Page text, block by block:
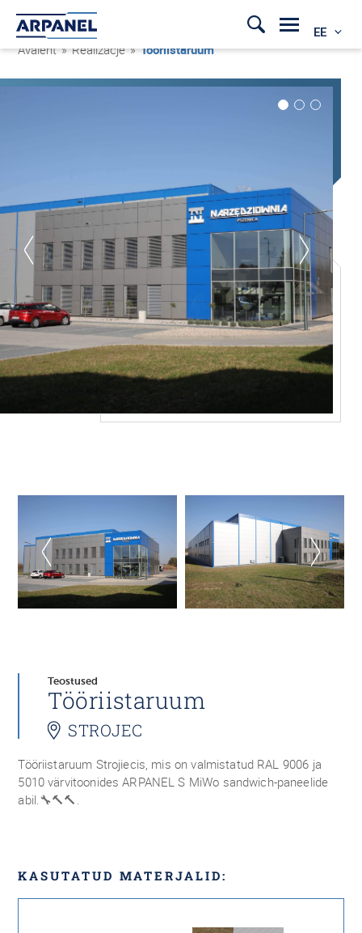
EE
Avaleht » Realizacje »Tööriistaruum
Teostused
Tööriistaruum
STROJEC
Tööriistaruum Strojiecis, mis on valmistatud RAL 9006 ja
5010 värvitoonides ARPANEL S MiWo sandwich-paneelide
abil.🔧🔨🔨.
KASUTATUD MATERJALID: